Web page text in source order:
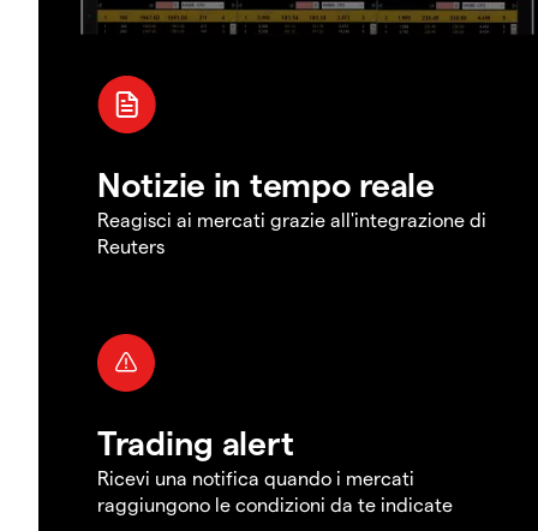
Notizie in tempo reale
Reagisci ai mercati grazie all'integrazione di
Reuters
Trading alert
Ricevi una notifica quando i mercati
raggiungono le condizioni da te indicate